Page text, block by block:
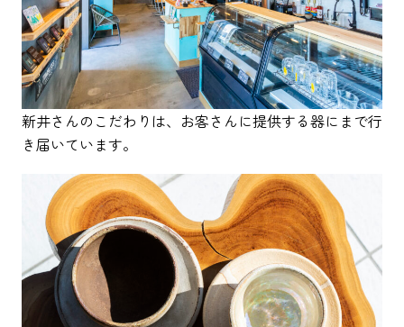
新井さんのこだわりは、お客さんに提供する器にまで行
き届いています。